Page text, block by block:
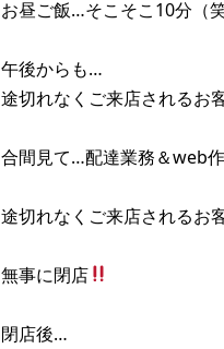
お昼ご飯…そこそこ10分（笑
午後からも…
途切れなくご来店されるお
合間見て…配達業務＆web
途切れなくご来店されるお
無事に閉店
閉店後…